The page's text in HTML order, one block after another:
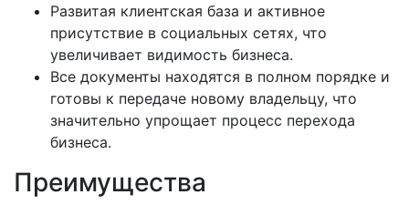
Развитая клиентская база и активное
присутствие в социальных сетях, что
увеличивает видимость бизнеса.
Все документы находятся в полном порядке и
готовы к передаче новому владельцу, что
значительно упрощает процесс перехода
бизнеса.
Преимущества